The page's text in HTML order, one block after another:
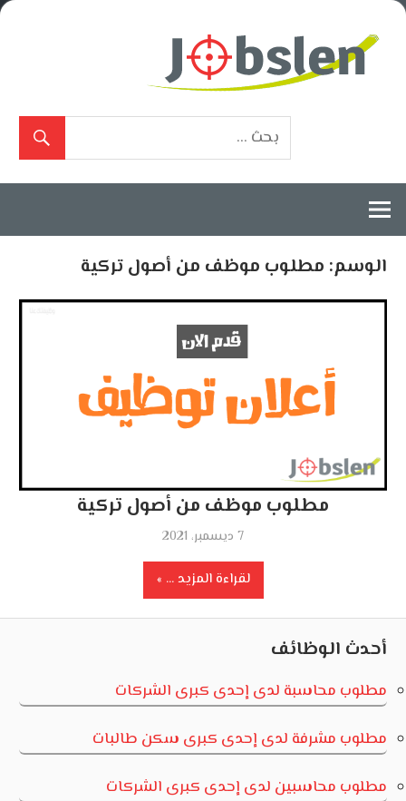
Skip
الوسم: مطلوب موظف من أصول تركية
مطلوب موظف من أصول تركية
7 ديسمبر، 2021
لقراءة المزيد ...
أحدث الوظائف
مطلوب محاسبة لدى إحدى كبرى الشركات
مطلوب مشرفة لدى إحدى كبرى سكن طالبات
مطلوب محاسبين لدى إحدى كبرى الشركات